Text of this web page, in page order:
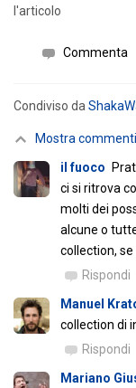
l'articolo
Commenta
Condiviso da
Mostra
il fuoco
ci si ritrova
molti dei
alcune o
collection,
Rispondi
Manuel
collection di
Rispondi
Mariano